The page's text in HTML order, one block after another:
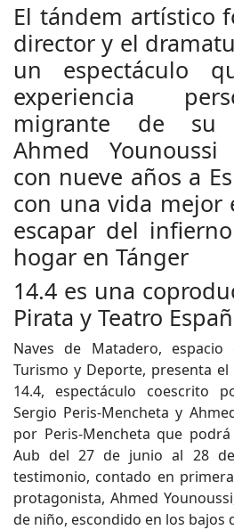
El tándem artístico
director y el
un espectáculo
experiencia
migrante de su
Ahmed
con nueve años a
con una vida mejor
escapar del
hogar en Tánger
14.4 es una
Pirata y Teatro
Naves de Matadero,
Turismo y Deporte, presenta
14.4, espectáculo coescrito
Sergio Peris-Mencheta y
por Peris-Mencheta que
Aub del 27 de junio al 28
testimonio, contado en
protagonista, Ahmed
de niño, escondido en los bajos